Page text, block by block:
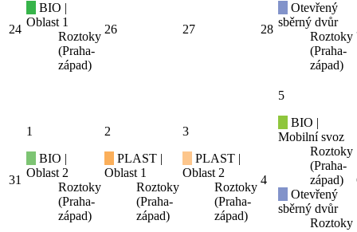
24
BIO |
Oblast 1
Roztoky
(Praha-
západ)
26 27 28
Otevřený
sběrný dvůr
Roztoky
(Praha-
západ)
31
1
BIO |
Oblast 2
Roztoky
(Praha-
západ)
2
PLAST |
Oblast 1
Roztoky
(Praha-
západ)
3
PLAST |
Oblast 2
Roztoky
(Praha-
západ)
4
5
BIO |
Mobilní svoz
Roztoky
(Praha-
západ)
Otevřený
sběrný dvůr
Roztoky